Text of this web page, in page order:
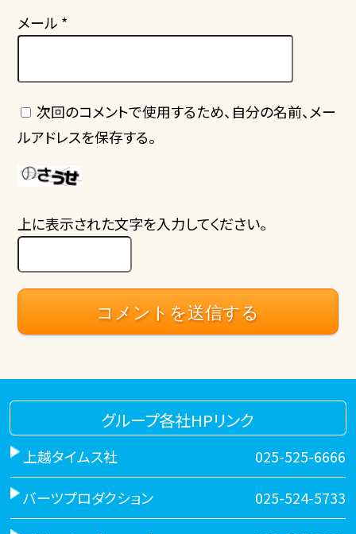
メール *
次回のコメントで使用するため、自分の名前、メー
ルアドレスを保存する。
上に表示された文字を入力してください。
グループ各社HPリンク
上越タイムス社 025-525-6666
バーツプロダクション 025-524-5733